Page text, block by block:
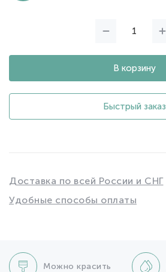
В корзину
Быстрый заказ
Доставка по всей России и СНГ
Удобные способы оплаты
Можно красить